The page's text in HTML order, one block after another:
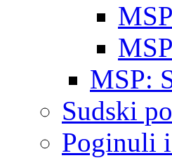
MSP:
Sudski
Poginuli